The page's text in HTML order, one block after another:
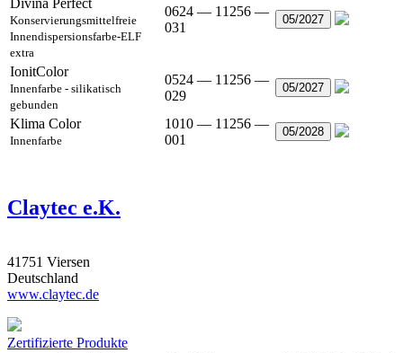
Divina Perfect
Konservierungsmittelfreie
Innendispersionsfarbe-ELF
extra
0624 — 11256 —
031
05/2027
IonitColor
Innenfarbe - silikatisch
gebunden
0524 — 11256 —
029
05/2027
Klima Color
Innenfarbe
1010 — 11256 —
001
05/2028
Claytec e.K.
41751 Viersen
Deutschland
www.claytec.de
Zertifizierte Produkte